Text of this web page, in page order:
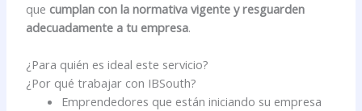
que cumplan con la normativa vigente y resguarden
adecuadamente a tu empresa.
¿Para quién es ideal este servicio?
¿Por qué trabajar con IBSouth?
Emprendedores que están iniciando su empresa